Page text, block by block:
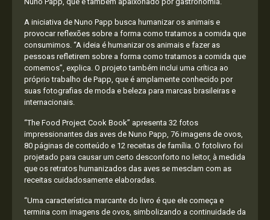
A iniciativa de Nuno Papp busca humanizar os animais e
provocar reflexões sobre a forma como tratamos a comida que
consumimos. “A ideia é humanizar os animais e fazer as
pessoas refletirem sobre a forma como tratamos a comida que
comemos”, explica. O projeto também inclui uma crítica ao
próprio trabalho de Papp, que é amplamente conhecido por
suas fotografias de moda e beleza para marcas brasileiras e
internacionais.
“The Food Project Cook Book” apresenta 32 fotos
impressionantes das aves de Nuno Papp, 76 imagens de ovos,
80 páginas de conteúdo e 12 receitas de família. O fotolivro foi
projetado para causar um certo desconforto no leitor, à medida
que os retratos humanizados das aves se mesclam com as
receitas cuidadosamente elaboradas.
“Uma característica marcante do livro é que ele começa e
termina com imagens de ovos, simbolizando a continuidade da